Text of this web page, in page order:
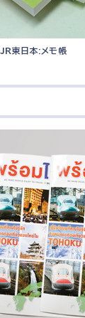
JR東日本:メモ帳